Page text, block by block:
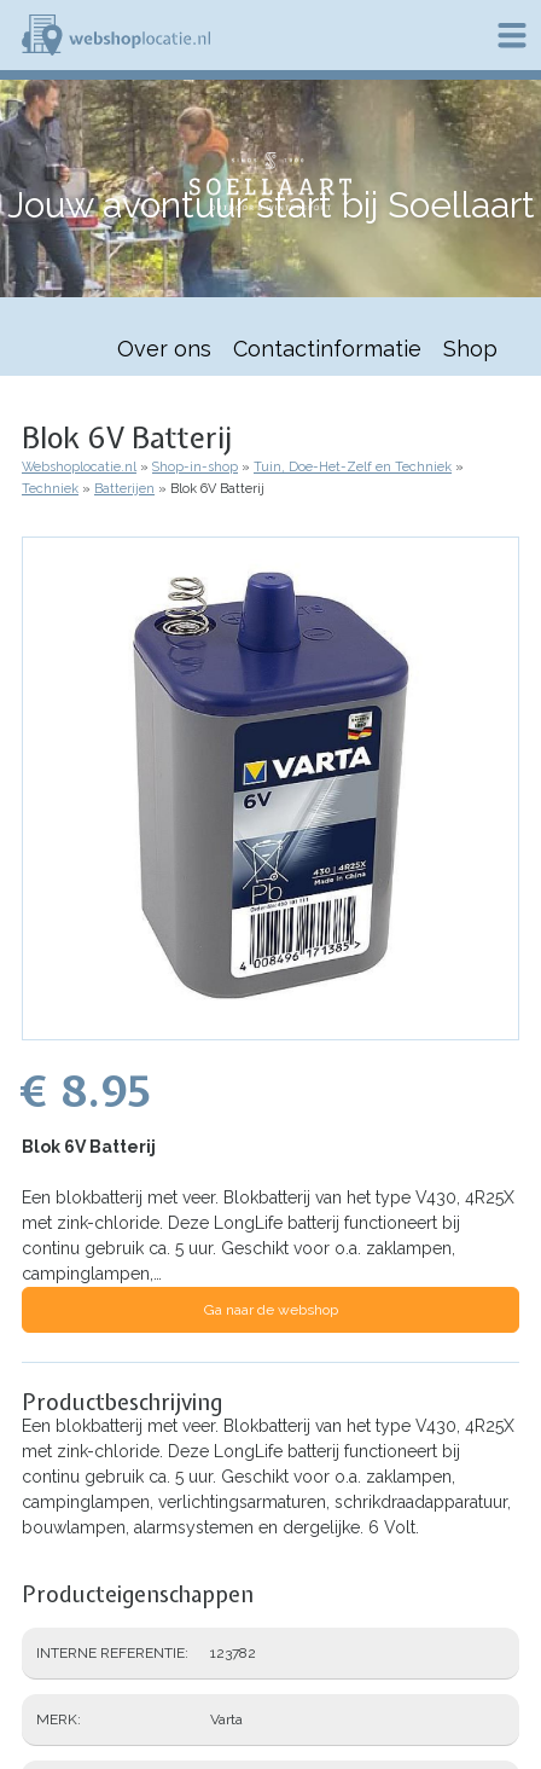
Overslaan
naar
de
inhoud
gaan
W
e
b
o
p
c
Jouw avontuur start bij Soellaart
Over ons Contactinformatie Shop
Blok 6V Batterij
Kruimelpad
Webshoplocatie.nl Shop-in-shop
Tuin, Doe-Het-Zelf en Techniek
Techniek
Batterijen Blok 6V Batterij
€ 8.95
Blok 6V Batterij
Een blokbatterij met veer. Blokbatterij van het type V430, 4R25X
met zink-chloride. Deze LongLife batterij functioneert bij
continu gebruik ca. 5 uur. Geschikt voor o.a. zaklampen,
campinglampen,…
Ga naar de webshop
Productbeschrijving
Een blokbatterij met veer. Blokbatterij van het type V430, 4R25X
met zink-chloride. Deze LongLife batterij functioneert bij
continu gebruik ca. 5 uur. Geschikt voor o.a. zaklampen,
campinglampen, verlichtingsarmaturen, schrikdraadapparatuur,
bouwlampen, alarmsystemen en dergelijke. 6 Volt.
Producteigenschappen
INTERNE REFERENTIE 123782
MERK Varta